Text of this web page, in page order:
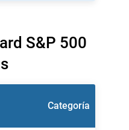
S&P 500
Categoría